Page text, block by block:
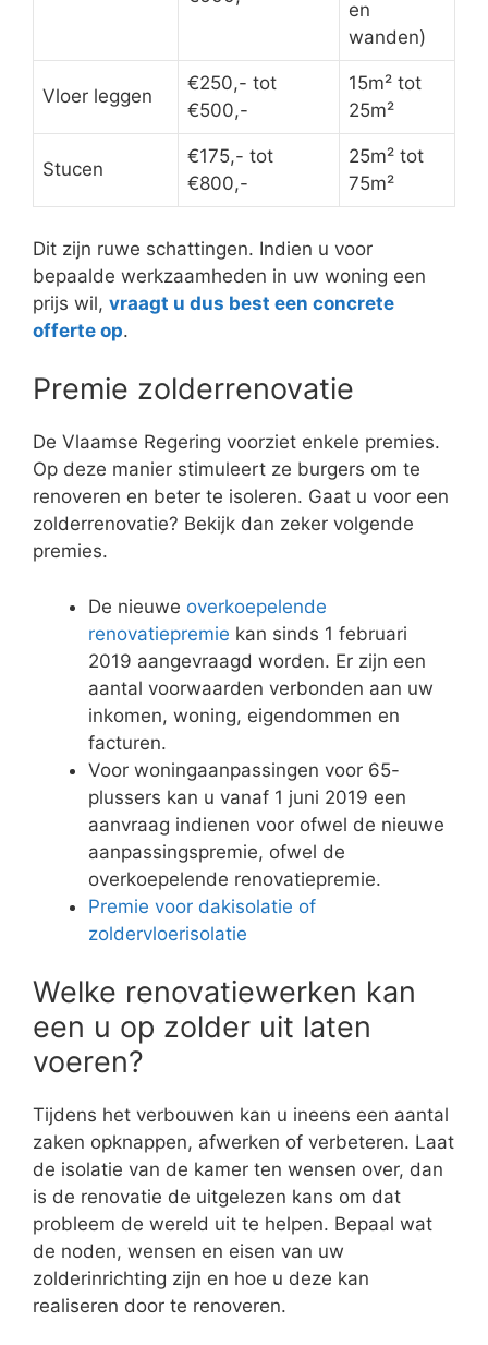
en
wanden)
Vloer leggen
€250,- tot
€500,-
15m² tot
25m²
Stucen
€175,- tot
€800,-
25m² tot
75m²
Dit zijn ruwe schattingen. Indien u voor
bepaalde werkzaamheden in uw woning een
prijs wil, vraagt u dus best een concrete
offerte op.
Premie zolderrenovatie
De Vlaamse Regering voorziet enkele premies.
Op deze manier stimuleert ze burgers om te
renoveren en beter te isoleren. Gaat u voor een
zolderrenovatie? Bekijk dan zeker volgende
premies.
De nieuwe overkoepelende
renovatiepremie kan sinds 1 februari
2019 aangevraagd worden. Er zijn een
aantal voorwaarden verbonden aan uw
inkomen, woning, eigendommen en
facturen.
Voor woningaanpassingen voor 65-
plussers kan u vanaf 1 juni 2019 een
aanvraag indienen voor ofwel de nieuwe
aanpassingspremie, ofwel de
overkoepelende renovatiepremie.
Premie voor dakisolatie of
zoldervloerisolatie
Welke renovatiewerken kan
een u op zolder uit laten
voeren?
Tijdens het verbouwen kan u ineens een aantal
zaken opknappen, afwerken of verbeteren. Laat
de isolatie van de kamer ten wensen over, dan
is de renovatie de uitgelezen kans om dat
probleem de wereld uit te helpen. Bepaal wat
de noden, wensen en eisen van uw
zolderinrichting zijn en hoe u deze kan
realiseren door te renoveren.